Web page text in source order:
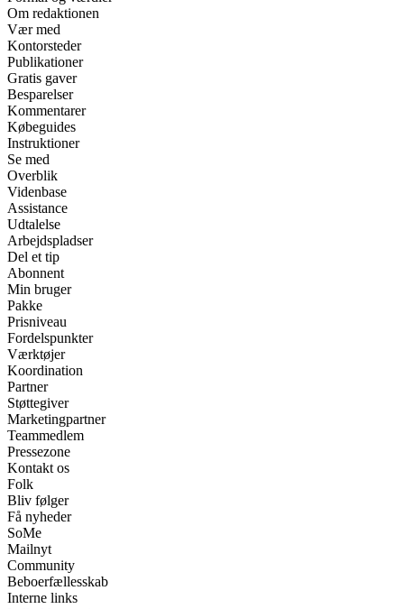
Om redaktionen
Vær med
Kontorsteder
Publikationer
Gratis gaver
Besparelser
Kommentarer
Købeguides
Instruktioner
Se med
Overblik
Videnbase
Assistance
Udtalelse
Arbejdspladser
Del et tip
Abonnent
Min bruger
Pakke
Prisniveau
Fordelspunkter
Værktøjer
Koordination
Partner
Støttegiver
Marketingpartner
Teammedlem
Pressezone
Kontakt os
Folk
Bliv følger
Få nyheder
SoMe
Mailnyt
Community
Beboerfællesskab
Interne links